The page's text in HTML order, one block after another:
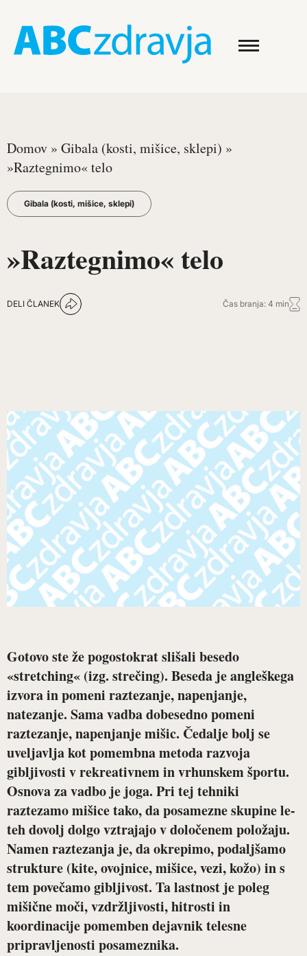
Domov » Gibala (kosti, mišice, sklepi) »
»Raztegnimo« telo
Gibala (kosti, mišice, sklepi)
»Raztegnimo« telo
DELI ČLANEK Čas branja: 4 min
Gotovo ste že pogostokrat slišali besedo
«stretching« (izg. strečing). Beseda je angleškega
izvora in pomeni raztezanje, napenjanje,
natezanje. Sama vadba dobesedno pomeni
raztezanje, napenjanje mišic. Čedalje bolj se
uveljavlja kot pomembna metoda razvoja
gibljivosti v rekreativnem in vrhunskem športu.
Osnova za vadbo je joga. Pri tej tehniki
raztezamo mišice tako, da posamezne skupine le-
teh dovolj dolgo vztrajajo v določenem položaju.
Namen raztezanja je, da okrepimo, podaljšamo
strukture (kite, ovojnice, mišice, vezi, kožo) in s
tem povečamo gibljivost. Ta lastnost je poleg
mišične moči, vzdržljivosti, hitrosti in
koordinacije pomemben dejavnik telesne
pripravljenosti posameznika.